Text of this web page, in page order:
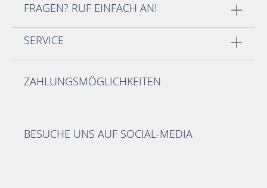
FRAGEN? RUF EINFACH AN!
SERVICE
ZAHLUNGSMÖGLICHKEITEN
BESUCHE UNS AUF SOCIAL-MEDIA